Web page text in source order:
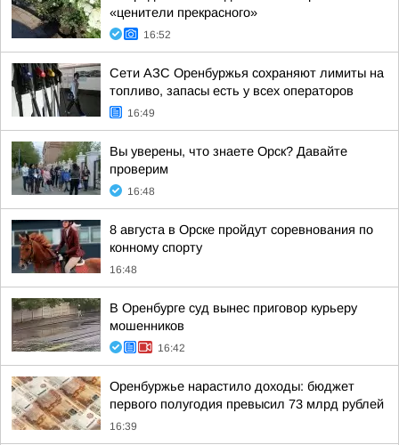
«ценители прекрасного»
16:52
Сети АЗС Оренбуржья сохраняют лимиты на
топливо, запасы есть у всех операторов
16:49
Вы уверены, что знаете Орск? Давайте
проверим
16:48
8 августа в Орске пройдут соревнования по
конному спорту
16:48
В Оренбурге суд вынес приговор курьеру
мошенников
16:42
Оренбуржье нарастило доходы: бюджет
первого полугодия превысил 73 млрд рублей
16:39